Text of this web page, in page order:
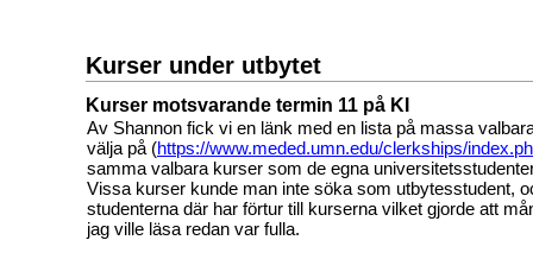
Kurser under utbytet
Kurser motsvarande termin 11 på KI
Av Shannon fick vi en länk med en lista på massa
välja på (https://www.meded.umn.edu/clerkships/
samma valbara kurser som de egna
Vissa kurser kunde man inte söka som utbytesstudent,
studenterna där har förtur till kurserna vilket gjorde att
jag ville läsa redan var fulla.